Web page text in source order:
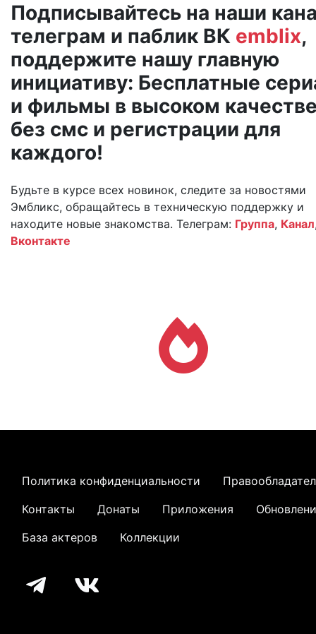
Подписывайтесь на наши
телеграм и паблик ВК emblix,
поддержите нашу главную
инициативу: Бесплатные
и фильмы в высоком
без смс и регистрации для
каждого!
Будьте в курсе всех новинок, следите за новостями
Эмбликс, обращайтесь в техническую поддержку и
находите новые знакомства. Телеграм: Группа, Канал
Вконтакте
Политика конфиденциальности
Контакты
Донаты Приложения
База актеров
Коллекции